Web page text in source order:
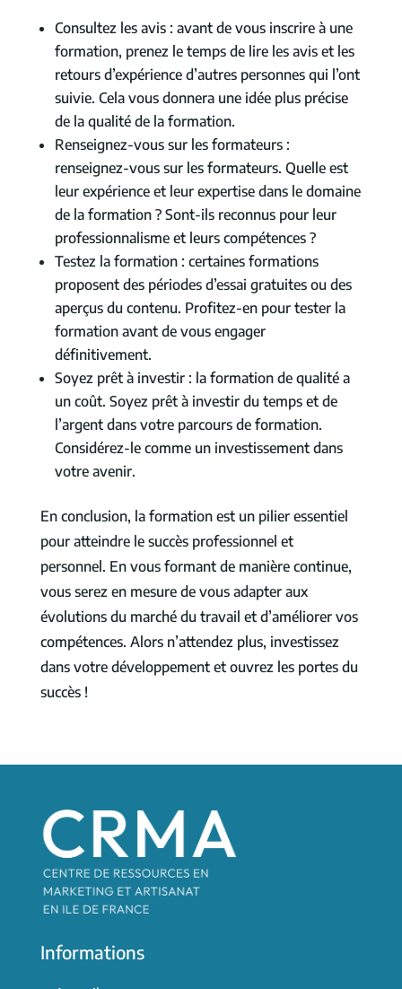
Consultez les avis : avant de vous inscrire à une
formation, prenez le temps de lire les avis et les
retours d’expérience d’autres personnes qui l’ont
suivie. Cela vous donnera une idée plus précise
de la qualité de la formation.
Renseignez-vous sur les formateurs :
renseignez-vous sur les formateurs. Quelle est
leur expérience et leur expertise dans le domaine
de la formation ? Sont-ils reconnus pour leur
professionnalisme et leurs compétences ?
Testez la formation : certaines formations
proposent des périodes d’essai gratuites ou des
aperçus du contenu. Profitez-en pour tester la
formation avant de vous engager
définitivement.
Soyez prêt à investir : la formation de qualité a
un coût. Soyez prêt à investir du temps et de
l’argent dans votre parcours de formation.
Considérez-le comme un investissement dans
votre avenir.
En conclusion, la formation est un pilier essentiel
pour atteindre le succès professionnel et
personnel. En vous formant de manière continue,
vous serez en mesure de vous adapter aux
évolutions du marché du travail et d’améliorer vos
compétences. Alors n’attendez plus, investissez
dans votre développement et ouvrez les portes du
succès !
Informations